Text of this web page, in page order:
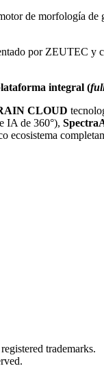
de morfología
por ZEUTEC y
integral (
CLOUD
IA de 360°),
ecosistema
trademarks.